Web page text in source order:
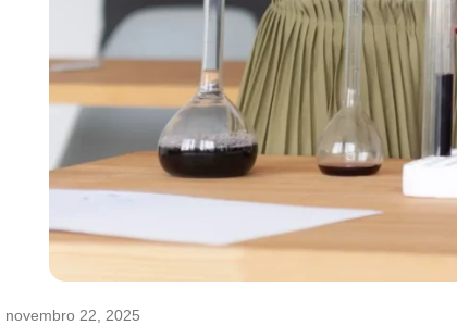
novembro 22, 2025